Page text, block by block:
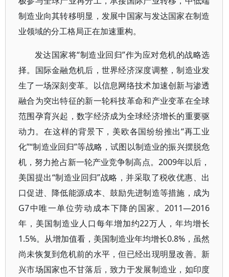
制造业向其转移明显，发展中国家与发达国家在制造
业领域的分工格局正在加速重构。
发达国家将“制造业回归”作为应对危机的战略选
择。国际金融危机后，世界经济深度调整，制造业发
生了一场深刻变革。以信息网络技术加速创新与渗透
融合为突出特征的新一轮科技革命和产业变革在全球
范围孕育兴起，数字经济成为全球经济增长的重要驱
动力。在这样的背景下，美欧各国纷纷推出“再工业
化”“制造业回归”等战略，试图以制造业的振兴摆脱危
机，努力抢占新一轮产业竞争制高点。2009年以后，
美国提出“制造业回归”战略，并采取了税收优惠、出
口促进、降低能源成本、鼓励先进制造等措施，成为
G7中唯一单位劳动成本下降的国家。2011—2016
年，美国制造业人口每年增加约22万人，年均增长
1.5%。从增加值看，美国制造业年均增长0.8%，虽然
尚未恢复到危机前的水平，但已经出现明显改善。新
兴市场国家也不甘落后，致力于发展制造业，如印度